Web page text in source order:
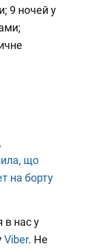
9 ночей у
що
на борту
в нас у
Viber. Не